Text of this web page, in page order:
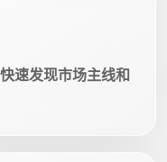
速发现市场主线和